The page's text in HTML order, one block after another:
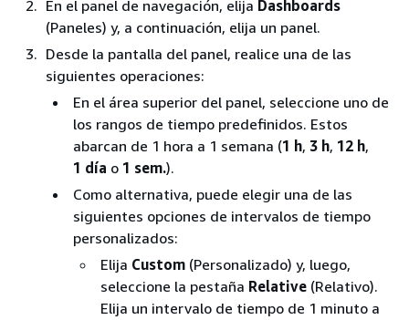
En el panel de navegación, elija Dashboards
(Paneles) y, a continuación, elija un panel.
Desde la pantalla del panel, realice una de las
siguientes operaciones:
En el área superior del panel, seleccione uno de
los rangos de tiempo predefinidos. Estos
abarcan de 1 hora a 1 semana (1 h, 3 h, 12 h,
1 día o 1 sem.).
Como alternativa, puede elegir una de las
siguientes opciones de intervalos de tiempo
personalizados:
Elija Custom (Personalizado) y, luego,
seleccione la pestaña Relative (Relativo).
Elija un intervalo de tiempo de 1 minuto a